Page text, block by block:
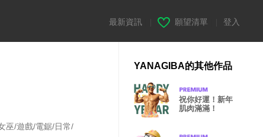
最新資訊 願望清單 登入
巫/遊戲/電鋸/日常/
YANAGIBA的其他作品
祝你好運！新年
肌肉滿滿！